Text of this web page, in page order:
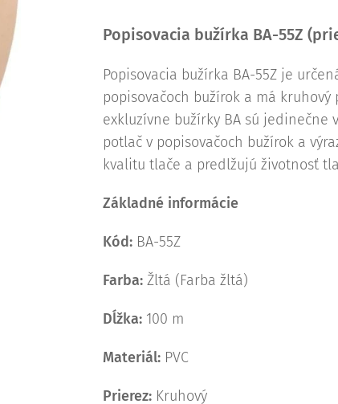
Popisovacia bužírka BA-55Z
Popisovacia bužírka BA-55Z je
popisovačoch bužírok a má kruhový
exkluzívne bužírky BA sú jedinečne
potlač v popisovačoch bužírok a
kvalitu tlače a predlžujú životnosť
Základné informácie
Kód: BA-55Z
Farba: Žltá (Farba žltá)
Dĺžka: 100 m
Materiál: PVC
Prierez: Kruhový